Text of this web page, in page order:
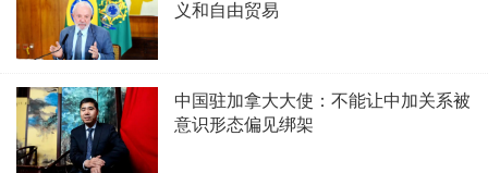
义和自由贸易
中国驻加拿大大使：不能让中加关系被
意识形态偏见绑架